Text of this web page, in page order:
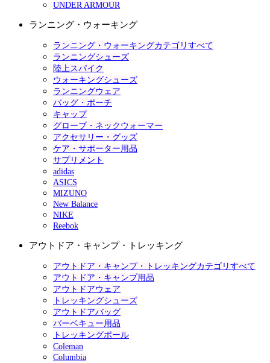
UNDER ARMOUR
ランニング・ウォーキング
ランニング・ウォーキングカテゴリすべて
ランニングシューズ
陸上スパイク
ウォーキングシューズ
ランニングウェア
バッグ・ポーチ
キャップ
グローブ・ネックウォーマー
アクセサリー・グッズ
ケア・サポーター用品
サプリメント
adidas
ASICS
MIZUNO
New Balance
NIKE
Reebok
アウトドア・キャンプ・トレッキング
アウトドア・キャンプ・トレッキングカテゴリすべて
アウトドア・キャンプ用品
アウトドアウェア
トレッキングシューズ
アウトドアバッグ
バーベキュー用品
トレッキングポール
Coleman
Columbia